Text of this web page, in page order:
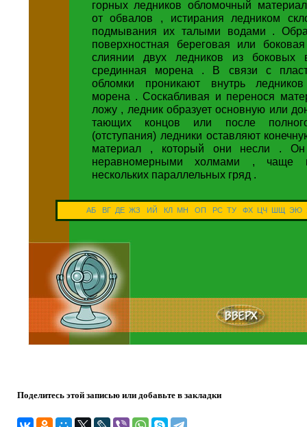
горных ледников обломочный
от обвалов , истирания ледником
подмывания их талыми водами .
поверхностная береговая или
слиянии двух ледников из боковых
срединная морена . В связи с
обломки проникают внутрь
морена . Соскабливая и перенося
ложу , ледник образует основную или
тающих концов или после
(отступания) ледники оставляют
материал , который они несли . Он
неравномерными холмами , чаще
нескольких параллельных гряд .
АБ ВГ ДЕ ЖЗ ИЙ КЛ МН ОП РС ТУ ФХ ЦЧ ЭЮ
Поделитесь этой записью или добавьте в закладки